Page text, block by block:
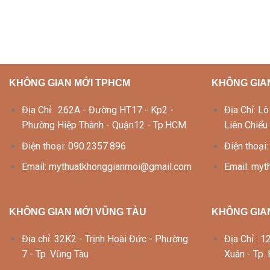
KHÔNG GIAN MỚI TPHCM
Địa Chỉ: 262A - Đường HT17 - Kp2 -
Phường Hiệp Thành - Quận12 - Tp.HCM
Điện thoại: 090.2357.896
Email: mythuatkhonggianmoi@gmail.com
KHÔNG
Địa Chỉ:
Liên
Điện
Email:
KHÔNG GIAN MỚI VŨNG TÀU
Địa chỉ: 32K2 - Trịnh Hoài Đức - Phường
7 - Tp. Vũng Tàu
KHÔNG
Địa Chỉ :
Xuân - Tp.